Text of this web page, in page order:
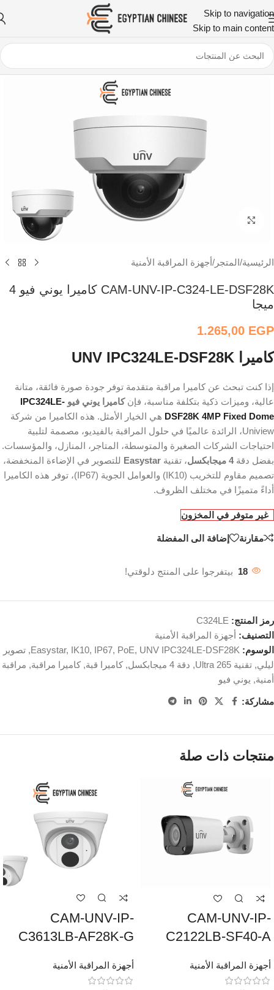
Skip to navigation
Skip to main content
الرئيسية/المتجر /أجهزة المراقبة الأمنية
CAM-UNV-IP-C324-LE-DSF28K كاميرا يوني فيو 4
ميجا
1.265,00 EGP
كاميرا UNV IPC324LE-DSF28K
إذا كنت تبحث عن كاميرا مراقبة متقدمة توفر جودة صورة فائقة، متانة
عالية، وميزات ذكية بتكلفة مناسبة، فإنكاميرا يوني فيو IPC324LE-
DSF28K 4MP Fixed Dome هي الخيار الأمثل. هذه الكاميرا من شركة
Uniview، الرائدة عالميًا في حلول المراقبة بالفيديو، مصممة لتلبية
احتياجات الشركات الصغيرة والمتوسطة، المتاجر، المنازل، والمؤسسات.
بفضل دقة4 ميجابكسل ، تقنية Easystar للتصوير في الإضاءة المنخفضة،
تصميم مقاوم للتخريب (IK10) والعوامل الجوية (IP67)، توفر هذه الكاميرا
أداءً متميزًا في مختلف الظروف.
غير متوفر في المخزون
مقارنة إضافة الى المفضلة
18 بيتفرجوا على المنتج دلوقتي!
رمز المنتج: C324LE
التصنيف: أجهزة المراقبة الأمنية
الوسوم:
Easystar, IK10, IP67, PoE, UNV IPC324LE-DSF28K
, تصوير
ليلي, تقنية Ultra 265 , دقة 4 ميجابكسل , كاميرا قبة, كاميرا مراقبة, مراقبة
أمنية, يوني فيو
مشاركة:
منتجات ذات صلة
CAM-UNV-IP-
C2122LB-SF40-A
أجهزة المراقبة الأمنية
CAM-UNV-IP-
C3613LB-AF28K-G
أجهزة المراقبة الأمنية